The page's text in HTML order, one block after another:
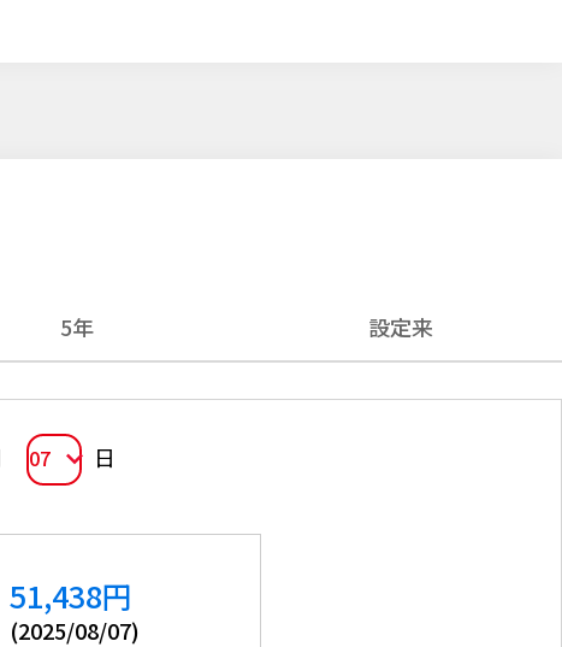
5年 設定来
07 日
51,438円
(2025/08/07)